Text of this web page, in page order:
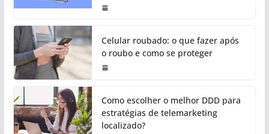
Celular roubado: o que fazer após
o roubo e como se proteger
Como escolher o melhor DDD para
estratégias de telemarketing
localizado?